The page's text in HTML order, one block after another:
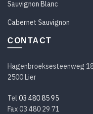
Sauvignon Blanc
Cabernet Sauvignon
CONTACT
Hagenbroeksesteenweg
2500 Lier
Tel 03 480 85 95
Fax 03 480 29 71